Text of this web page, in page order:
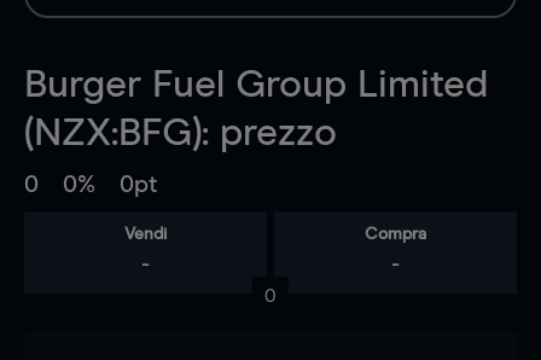
Burger Fuel Group Limited
(NZX:BFG): prezzo
0 0% 0pt
Vendi
-
Compra
-
0